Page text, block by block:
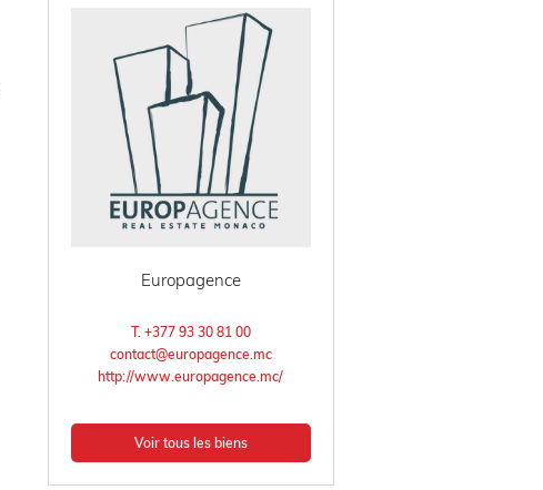
Europagence
T. +377 93 30 81 00
contact@europagence.mc
http://www.europagence.mc/
Voir tous les biens